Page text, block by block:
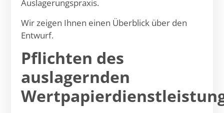
Auslagerungspraxis.
Wir zeigen Ihnen einen Überblick über den
Entwurf.
Pflichten des
auslagernden